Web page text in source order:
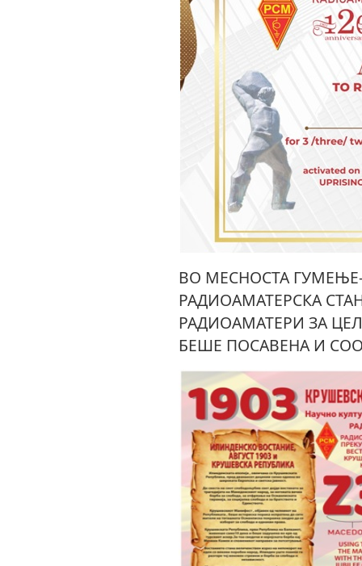
ВО МЕСНОСТА
РАДИОАМАТЕРСКА
РАДИОАМАТЕРИ ЗА
БЕШЕ ПОСАВЕНА И